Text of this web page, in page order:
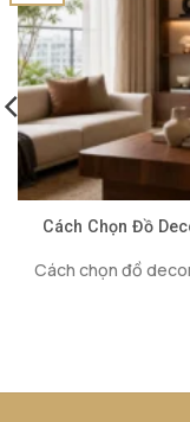
Cách Chọn Đồ
Cách chọn đồ